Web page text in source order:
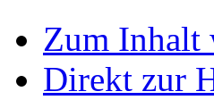
Zum Inhalt
Direkt zur